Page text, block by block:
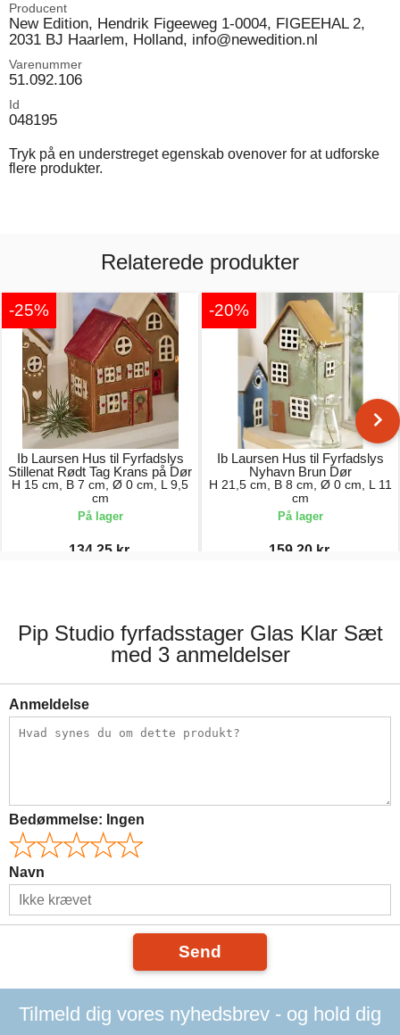
Producent
New Edition, Hendrik Figeeweg 1-0004, FIGEEHAL 2,
2031 BJ Haarlem, Holland, info@newedition.nl
Varenummer
51.092.106
Id
048195
Tryk på en understreget egenskab ovenover for at udforske
flere produkter.
Relaterede produkter
-25%
Ib Laursen Hus til Fyrfadslys
Stillenat Rødt Tag Krans på Dør
H 15 cm, B 7 cm, Ø 0 cm, L 9,5
cm
På lager
134,25 kr.
-20%
Ib Laursen Hus til Fyrfadslys
Nyhavn Brun Dør
H 21,5 cm, B 8 cm, Ø 0 cm, L 11
cm
På lager
159,20 kr.
Pip Studio fyrfadsstager Glas Klar Sæt
med 3 anmeldelser
Anmeldelse
Bedømmelse: Ingen
Navn
Send
Tilmeld dig vores nyhedsbrev - og hold dig